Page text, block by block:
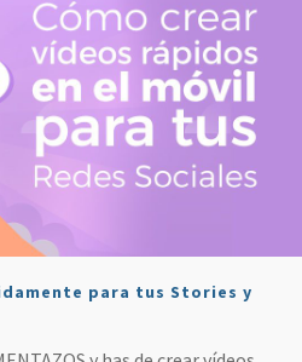
para tus Stories y